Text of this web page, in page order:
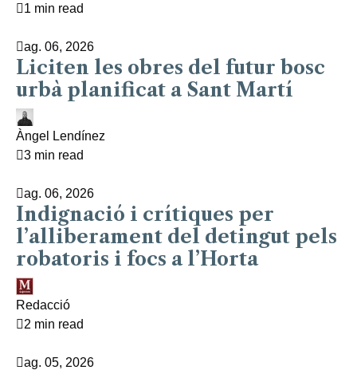
1 min read
ag. 06, 2026
Liciten les obres del futur bosc
urbà planificat a Sant Martí
Àngel Lendínez
3 min read
ag. 06, 2026
Indignació i crítiques per
l’alliberament del detingut pels
robatoris i focs a l’Horta
Redacció
2 min read
ag. 05, 2026